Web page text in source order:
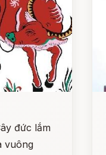
đức lắm
vuông